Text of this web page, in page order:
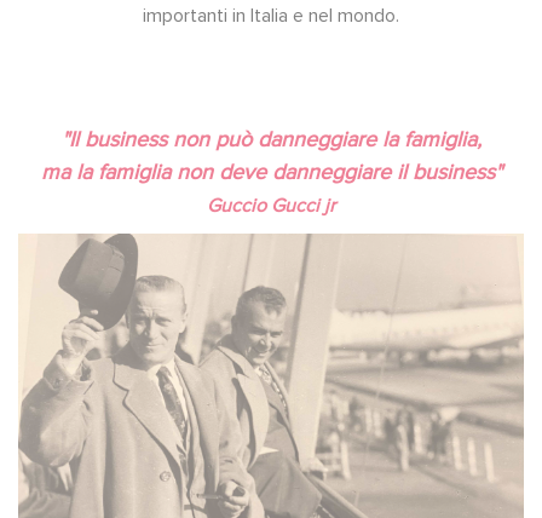
importanti in Italia e nel mondo.
"Il business non può danneggiare la famiglia,
ma la famiglia non deve danneggiare il business"
Guccio Gucci jr